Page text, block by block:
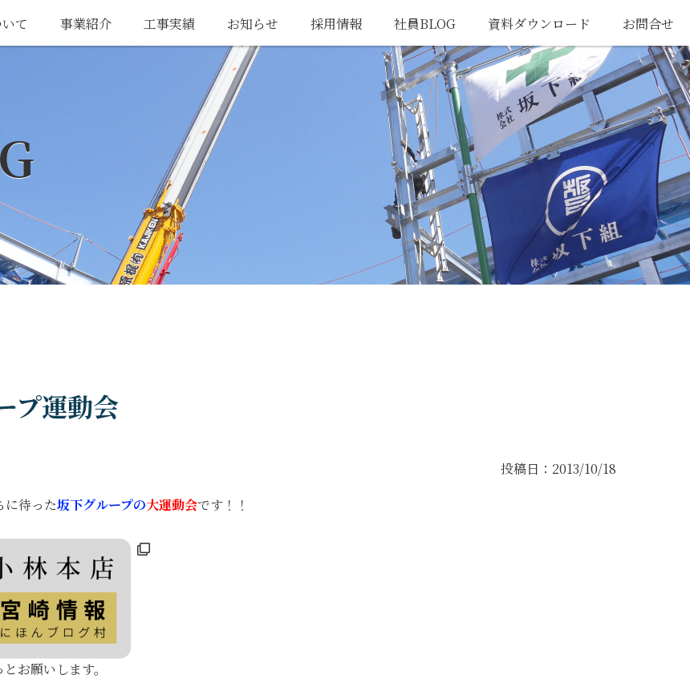
て 事業紹介 工事実績 お知らせ 採用情報 社員BLOG 資料ダウンロード お問合せ
プ運動会
投稿日：2013/10/18
に待った坂下グループの大運動会です！！
お願いします。